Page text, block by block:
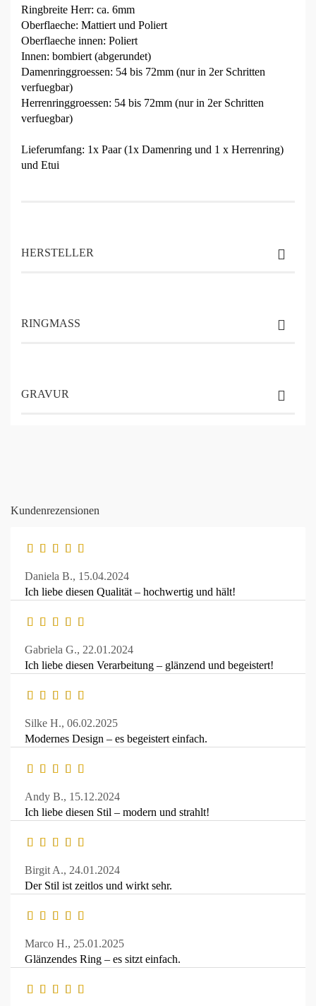
Ringbreite Herr: ca. 6mm
Oberflaeche: Mattiert und Poliert
Oberflaeche innen: Poliert
Innen: bombiert (abgerundet)
Damenringgroessen: 54 bis 72mm (nur in 2er Schritten
verfuegbar)
Herrenringgroessen: 54 bis 72mm (nur in 2er Schritten
verfuegbar)
Lieferumfang: 1x Paar (1x Damenring und 1 x Herrenring)
und Etui
HERSTELLER
RINGMASS
GRAVUR
Kundenrezensionen
Daniela B., 15.04.2024
Ich liebe diesen Qualität – hochwertig und hält!
Gabriela G., 22.01.2024
Ich liebe diesen Verarbeitung – glänzend und begeistert!
Silke H., 06.02.2025
Modernes Design – es begeistert einfach.
Andy B., 15.12.2024
Ich liebe diesen Stil – modern und strahlt!
Birgit A., 24.01.2024
Der Stil ist zeitlos und wirkt sehr.
Marco H., 25.01.2025
Glänzendes Ring – es sitzt einfach.